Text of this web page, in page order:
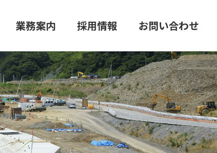
業務案内 採用情報 お問い合わせ